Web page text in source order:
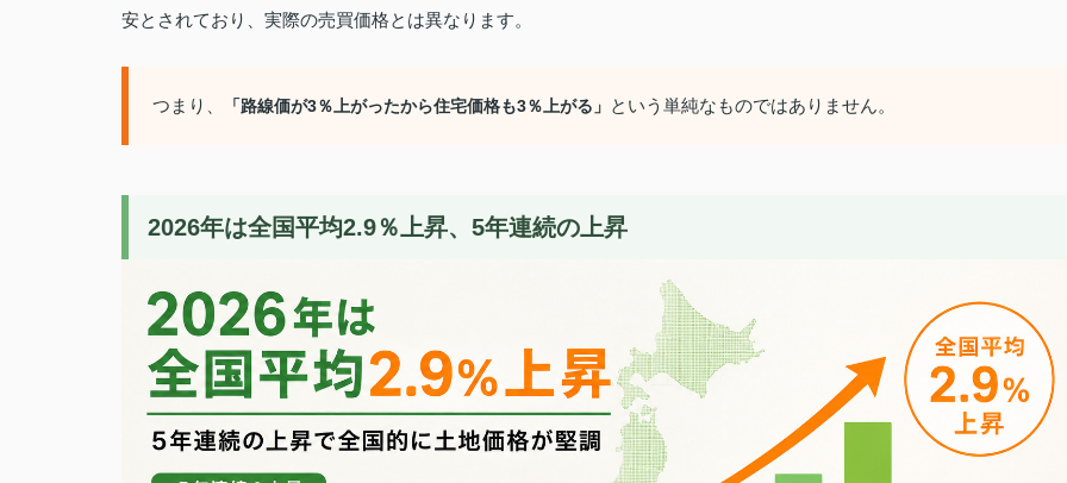
安とされており、実際の売買価格とは異なります。
つまり、 「路線価が3％上がったから住宅価格も3％上がる」 という単純なものではありません。
2026年は全国平均2.9％上昇、5年連続の上昇